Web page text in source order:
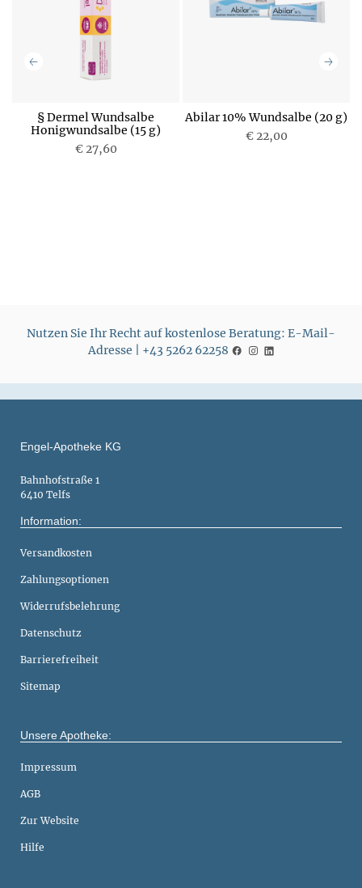
§ Dermel Wundsalbe
Honigwundsalbe (15 g)
€ 27,60
Abilar 10% Wundsalbe (20 g)
€ 22,00
Nutzen Sie Ihr Recht auf kostenlose Beratung: E-Mail-
Adresse | +43 5262 62258
Engel-Apotheke KG
Bahnhofstraße 1
6410 Telfs
Information:
Versandkosten
Zahlungsoptionen
Widerrufsbelehrung
Datenschutz
Barrierefreiheit
Sitemap
Unsere Apotheke:
Impressum
AGB
Zur Website
Hilfe